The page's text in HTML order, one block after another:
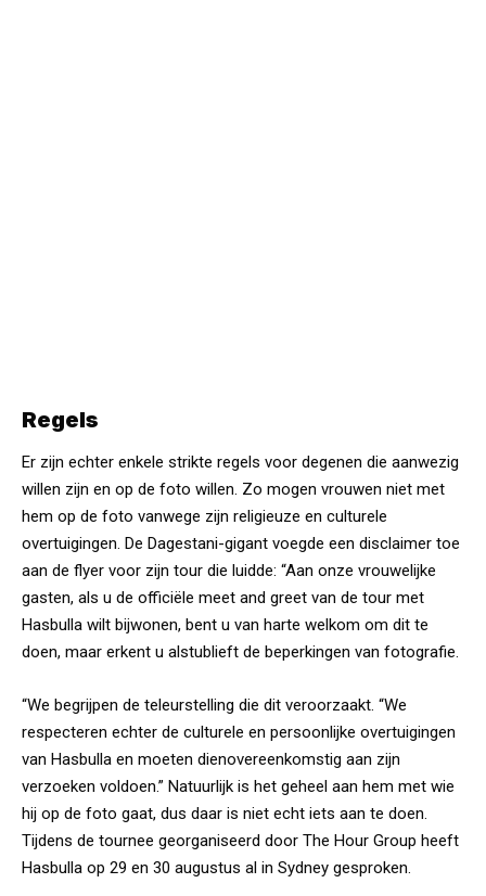
Regels
Er zijn echter enkele strikte regels voor degenen die aanwezig
willen zijn en op de foto willen. Zo mogen vrouwen niet met
hem op de foto vanwege zijn religieuze en culturele
overtuigingen. De Dagestani-gigant voegde een disclaimer toe
aan de flyer voor zijn tour die luidde: “Aan onze vrouwelijke
gasten, als u de officiële meet and greet van de tour met
Hasbulla wilt bijwonen, bent u van harte welkom om dit te
doen, maar erkent u alstublieft de beperkingen van fotografie.
“We begrijpen de teleurstelling die dit veroorzaakt. “We
respecteren echter de culturele en persoonlijke overtuigingen
van Hasbulla en moeten dienovereenkomstig aan zijn
verzoeken voldoen.” Natuurlijk is het geheel aan hem met wie
hij op de foto gaat, dus daar is niet echt iets aan te doen.
Tijdens de tournee georganiseerd door The Hour Group heeft
Hasbulla op 29 en 30 augustus al in Sydney gesproken.